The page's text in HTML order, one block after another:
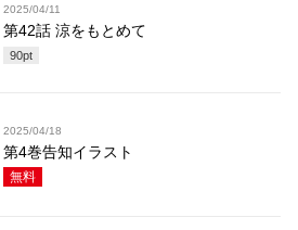
2025/04/11
第42話 涼をもとめて
90pt
2025/04/18
第4巻告知イラスト
無料